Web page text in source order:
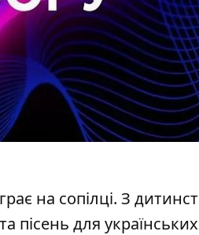
на сопілці. З
пісень для українських